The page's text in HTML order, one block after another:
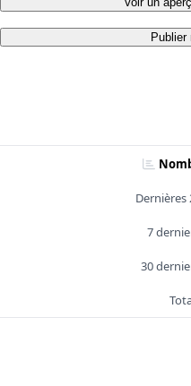
Publier
Dernières
7
30